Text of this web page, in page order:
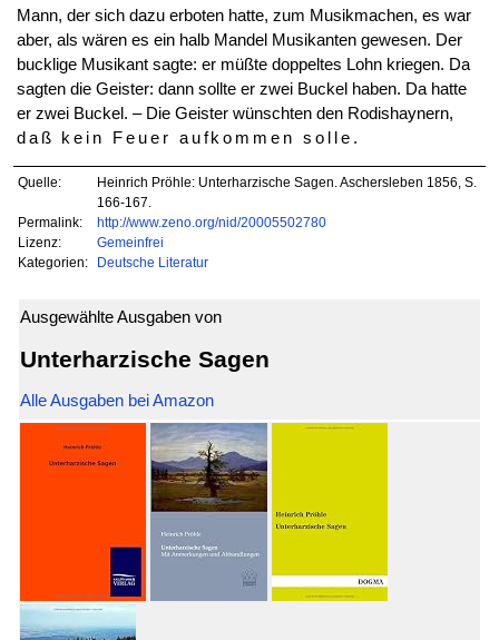
Mann, der sich dazu erboten hatte, zum Musikmachen, es war
aber, als wären es ein halb Mandel Musikanten gewesen. Der
bucklige Musikant sagte: er müßte doppeltes Lohn kriegen. Da
sagten die Geister: dann sollte er zwei Buckel haben. Da hatte
er zwei Buckel. – Die Geister wünschten den Rodishaynern,
daß kein Feuer aufkommen solle.
Quelle:
Heinrich Pröhle: Unterharzische Sagen. Aschersleben 1856, S.
166-167.
Permalink:
http://www.zeno.org/nid/20005502780
Lizenz:
Gemeinfrei
Kategorien:
Deutsche Literatur
Ausgewählte Ausgaben von
Unterharzische Sagen
Alle Ausgaben bei Amazon